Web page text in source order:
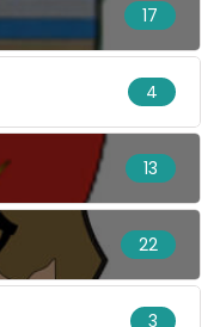
17
4
13
22
3